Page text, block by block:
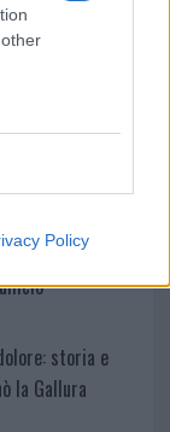
Policy
centro
e degrado:
la
storia e
la Gallura